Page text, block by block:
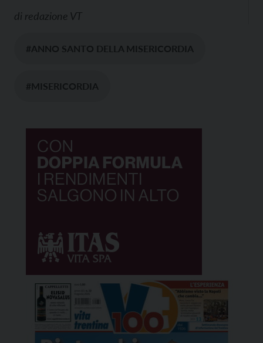
di redazione VT
#ANNO SANTO DELLA MISERICORDIA
#MISERICORDIA